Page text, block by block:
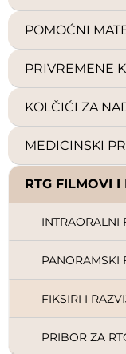
POMOĆNI
PRIVREMENE
KOLČIĆI ZA
MEDICINSKI
RTG FILMOVI I
INTRAORALNI
PANORAMSKI
FIKSIRI I
PRIBOR ZA